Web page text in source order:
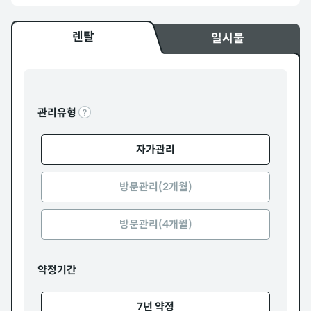
렌탈 일시불
관리유형
자가관리
방문관리(2개월)
방문관리(4개월)
약정기간
7년 약정